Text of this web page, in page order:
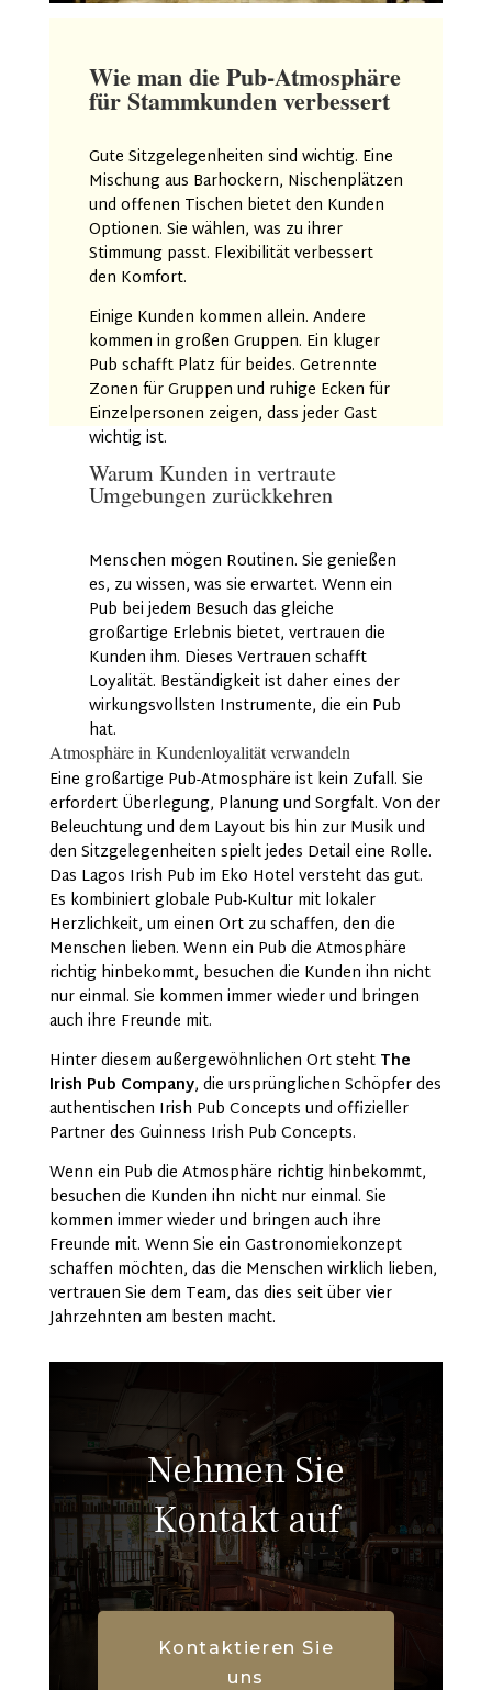
Wie man die Pub-Atmosphäre
für Stammkunden verbessert
Gute Sitzgelegenheiten sind wichtig. Eine
Mischung aus Barhockern, Nischenplätzen
und offenen Tischen bietet den Kunden
Optionen. Sie wählen, was zu ihrer
Stimmung passt. Flexibilität verbessert
den Komfort.
Einige Kunden kommen allein. Andere
kommen in großen Gruppen. Ein kluger
Pub schafft Platz für beides. Getrennte
Zonen für Gruppen und ruhige Ecken für
Einzelpersonen zeigen, dass jeder Gast
wichtig ist.
Warum Kunden in vertraute
Umgebungen zurückkehren
Menschen mögen Routinen. Sie genießen
es, zu wissen, was sie erwartet. Wenn ein
Pub bei jedem Besuch das gleiche
großartige Erlebnis bietet, vertrauen die
Kunden ihm. Dieses Vertrauen schafft
Loyalität. Beständigkeit ist daher eines der
wirkungsvollsten Instrumente, die ein Pub
hat.
Atmosphäre in Kundenloyalität verwandeln
Eine großartige Pub-Atmosphäre ist kein Zufall. Sie
erfordert Überlegung, Planung und Sorgfalt. Von der
Beleuchtung und dem Layout bis hin zur Musik und
den Sitzgelegenheiten spielt jedes Detail eine Rolle.
Das Lagos Irish Pub im Eko Hotel versteht das gut.
Es kombiniert globale Pub-Kultur mit lokaler
Herzlichkeit, um einen Ort zu schaffen, den die
Menschen lieben. Wenn ein Pub die Atmosphäre
richtig hinbekommt, besuchen die Kunden ihn nicht
nur einmal. Sie kommen immer wieder und bringen
auch ihre Freunde mit.
Hinter diesem außergewöhnlichen Ort steht The
Irish Pub Company, die ursprünglichen Schöpfer des
authentischen Irish Pub Concepts und offizieller
Partner des Guinness Irish Pub Concepts.
Wenn ein Pub die Atmosphäre richtig hinbekommt,
besuchen die Kunden ihn nicht nur einmal. Sie
kommen immer wieder und bringen auch ihre
Freunde mit. Wenn Sie ein Gastronomiekonzept
schaffen möchten, das die Menschen wirklich lieben,
vertrauen Sie dem Team, das dies seit über vier
Jahrzehnten am besten macht.
Nehmen Sie
Kontakt auf
Kontaktieren Sie
uns